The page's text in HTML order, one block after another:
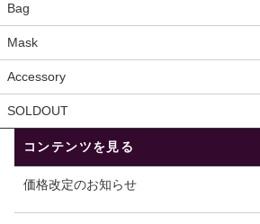
Bag
Mask
Accessory
SOLDOUT
コンテンツを見る
価格改定のお知らせ